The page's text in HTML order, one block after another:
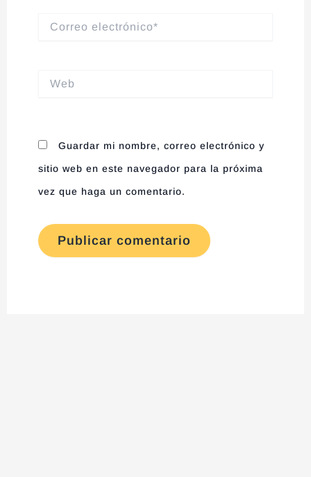
electrónico*
Guardar mi nombre, correo electrónico y
sitio web en este navegador para la próxima
vez que haga un comentario.